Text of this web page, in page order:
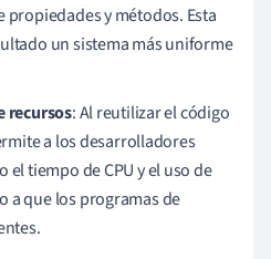
y métodos. Esta
un sistema más uniforme
recursos: Al reutilizar el código
a los desarrolladores
tiempo de CPU y el uso de
a que los programas de